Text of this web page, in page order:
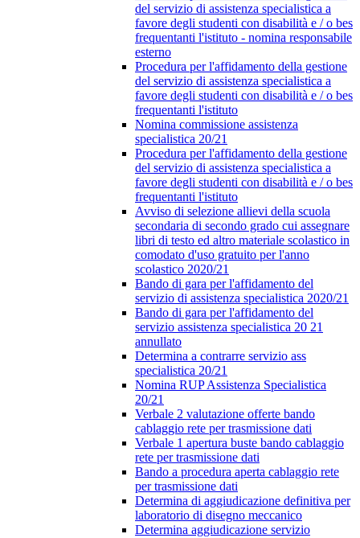
del servizio di assistenza specialistica a
favore degli studenti con disabilità e / o bes
frequentanti l'istituto - nomina responsabile
esterno
Procedura per l'affidamento della gestione
del servizio di assistenza specialistica a
favore degli studenti con disabilità e / o bes
frequentanti l'istituto
Nomina commissione assistenza
specialistica 20/21
Procedura per l'affidamento della gestione
del servizio di assistenza specialistica a
favore degli studenti con disabilità e / o bes
frequentanti l'istituto
Avviso di selezione allievi della scuola
secondaria di secondo grado cui assegnare
libri di testo ed altro materiale scolastico in
comodato d'uso gratuito per l'anno
scolastico 2020/21
Bando di gara per l'affidamento del
servizio di assistenza specialistica 2020/21
Bando di gara per l'affidamento del
servizio assistenza specialistica 20 21
annullato
Determina a contrarre servizio ass
specialistica 20/21
Nomina RUP Assistenza Specialistica
20/21
Verbale 2 valutazione offerte bando
cablaggio rete per trasmissione dati
Verbale 1 apertura buste bando cablaggio
rete per trasmissione dati
Bando a procedura aperta cablaggio rete
per trasmissione dati
Determina di aggiudicazione definitiva per
laboratorio di disegno meccanico
Determina aggiudicazione servizio